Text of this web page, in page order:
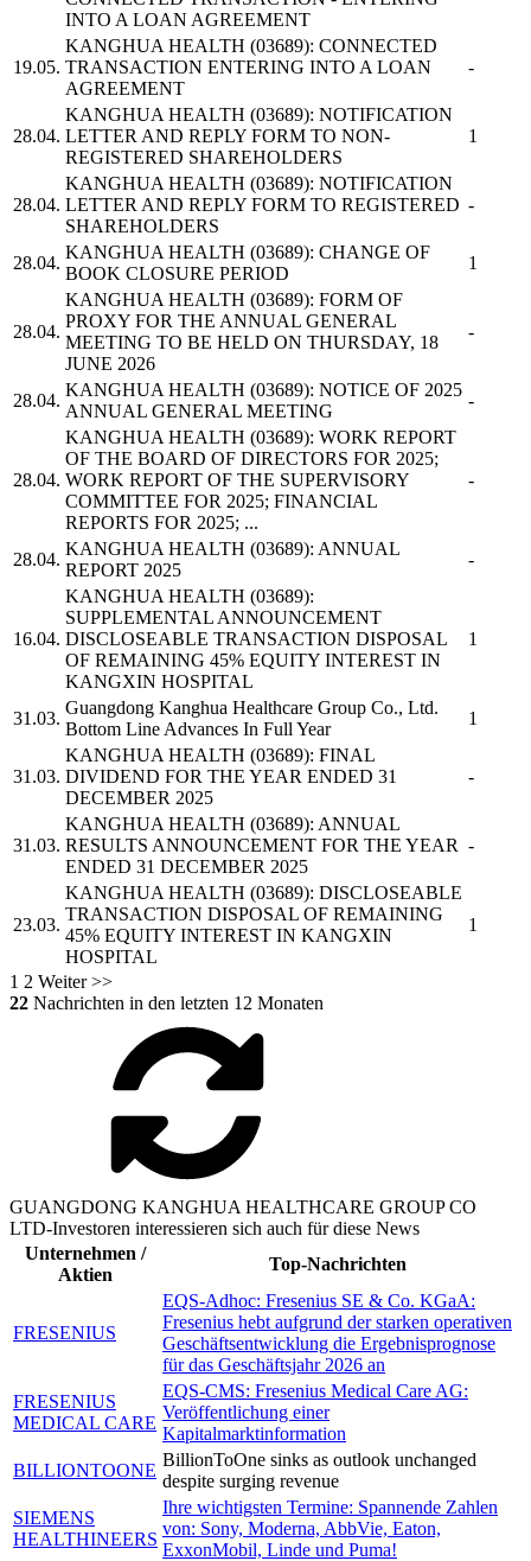
INTO A LOAN AGREEMENT
19.05.
KANGHUA HEALTH (03689): CONNECTED
TRANSACTION ENTERING INTO A LOAN
AGREEMENT
-
28.04.
KANGHUA HEALTH (03689): NOTIFICATION
LETTER AND REPLY FORM TO NON-
REGISTERED SHAREHOLDERS
1
28.04.
KANGHUA HEALTH (03689): NOTIFICATION
LETTER AND REPLY FORM TO REGISTERED
SHAREHOLDERS
-
28.04.
KANGHUA HEALTH (03689): CHANGE OF
BOOK CLOSURE PERIOD
1
28.04.
KANGHUA HEALTH (03689): FORM OF
PROXY FOR THE ANNUAL GENERAL
MEETING TO BE HELD ON THURSDAY, 18
JUNE 2026
-
28.04.
KANGHUA HEALTH (03689): NOTICE OF 2025
ANNUAL GENERAL MEETING
-
28.04.
KANGHUA HEALTH (03689): WORK REPORT
OF THE BOARD OF DIRECTORS FOR 2025;
WORK REPORT OF THE SUPERVISORY
COMMITTEE FOR 2025; FINANCIAL
REPORTS FOR 2025; ...
-
28.04.
KANGHUA HEALTH (03689): ANNUAL
REPORT 2025
-
16.04.
KANGHUA HEALTH (03689):
SUPPLEMENTAL ANNOUNCEMENT
DISCLOSEABLE TRANSACTION DISPOSAL
OF REMAINING 45% EQUITY INTEREST IN
KANGXIN HOSPITAL
1
31.03.
Guangdong Kanghua Healthcare Group Co., Ltd.
Bottom Line Advances In Full Year
1
31.03.
KANGHUA HEALTH (03689): FINAL
DIVIDEND FOR THE YEAR ENDED 31
DECEMBER 2025
-
31.03.
KANGHUA HEALTH (03689): ANNUAL
RESULTS ANNOUNCEMENT FOR THE YEAR
ENDED 31 DECEMBER 2025
-
23.03.
KANGHUA HEALTH (03689): DISCLOSEABLE
TRANSACTION DISPOSAL OF REMAINING
45% EQUITY INTEREST IN KANGXIN
HOSPITAL
1
1 2 Weiter >>
22 Nachrichten in den letzten 12 Monaten
GUANGDONG KANGHUA HEALTHCARE GROUP CO
LTD-Investoren interessieren sich auch für diese News
Unternehmen /
Aktien
Top-Nachrichten
FRESENIUS
EQS-Adhoc: Fresenius SE & Co. KGaA:
Fresenius hebt aufgrund der starken operativen
Geschäftsentwicklung die Ergebnisprognose
für das Geschäftsjahr 2026 an
FRESENIUS
MEDICAL CARE
EQS-CMS: Fresenius Medical Care AG:
Veröffentlichung einer
Kapitalmarktinformation
BILLIONTOONE
BillionToOne sinks as outlook unchanged
despite surging revenue
SIEMENS
HEALTHINEERS
Ihre wichtigsten Termine: Spannende Zahlen
von: Sony, Moderna, AbbVie, Eaton,
ExxonMobil, Linde und Puma!